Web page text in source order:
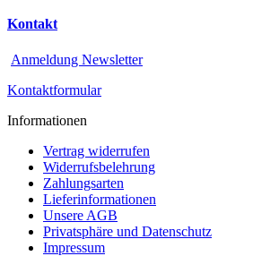
Kontakt
Anmeldung Newsletter
Kontaktformular
Informationen
Vertrag widerrufen
Widerrufsbelehrung
Zahlungsarten
Lieferinformationen
Unsere AGB
Privatsphäre und Datenschutz
Impressum